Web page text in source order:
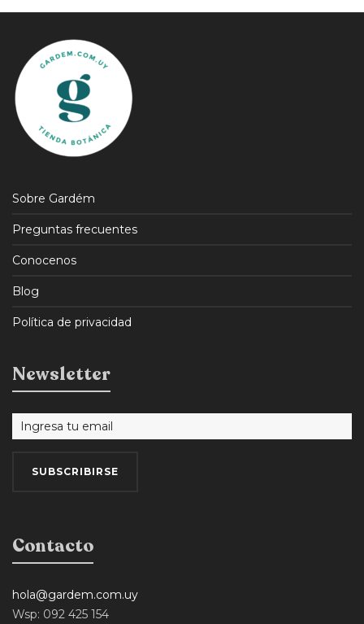
Sobre Gardém
Preguntas frecuentes
Conocenos
Blog
Política de privacidad
Newsletter
Contacto
hola@gardem.com.uy
Wsp: 092 425 154